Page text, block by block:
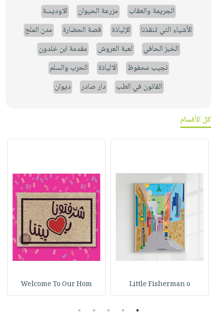
الجريمة والعقاب
مزرعة الحيوان
الاوديسة
الأشياء التي تنقذنا
الإلياذة قصة الحضارة
مدن الملح
الخبز الحافي
لعبة العروش
مقدمة ابن خلدون
نجيب محفوظ
الالياذة
الحرب والسلم
القانون في الطب
دار صادر ديوان
كل الأقسام
Little Fisherman o
Welcome To Our Hom
1
2
3
4
5